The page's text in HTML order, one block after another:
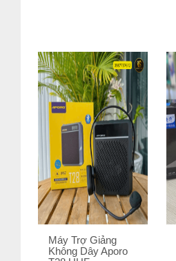
Máy Trợ Giảng
Không Dây Aporo